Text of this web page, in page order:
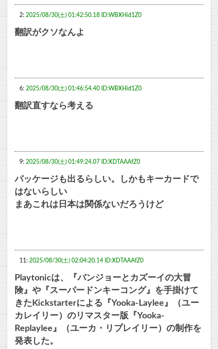
2: 2025/08/30(土) 01:42:50.18 ID:WBXHid1Z0
翻訳がクソなんよ
6: 2025/08/30(土) 01:46:54.40 ID:WBXHid1Z0
翻訳直すなら考える
9: 2025/08/30(土) 01:49:24.07 ID:XDTAAAfZ0
パッケージも出るらしい。しかもキーカードで
はないらしい
まあこれは日本は関係ないだろうけど
11: 2025/08/30(土) 02:04:20.14 ID:XDTAAAfZ0
Playtonicは、『バンジョーとカズーイの大冒
険』や『スーパードンキーコング』を手掛けて
きたKickstarterによる『Yooka-Laylee』（ユー
カレイリー）のリマスター版『Yooka-
Replaylee』（ユーカ・リプレイリー）の制作を
発表した。